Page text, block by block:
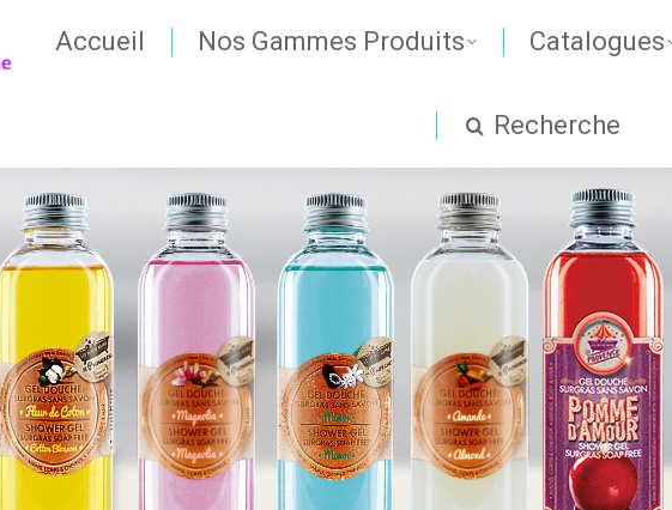
Accueil Nos Gammes Produits Catalogues
Recherche